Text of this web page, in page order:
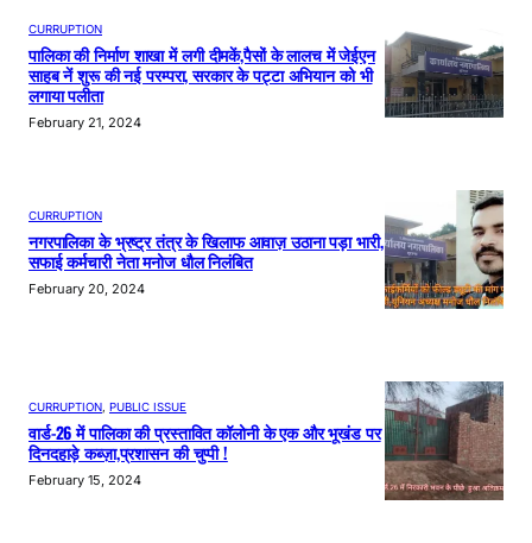
CURRUPTION
पालिका की निर्माण शाखा में लगी दीमकें,पैसों के लालच में जेईएन
साहब नें शुरू की नई परम्परा, सरकार के पट्टा अभियान को भी
लगाया पलीता
February 21, 2024
CURRUPTION
नगरपालिका के भ्रष्ट्र तंत्र के खिलाफ आवाज़ उठाना पड़ा भारी,
सफाई कर्मचारी नेता मनोज धौल निलंबित
February 20, 2024
CURRUPTION, PUBLIC ISSUE
वार्ड-26 में पालिका की प्रस्तावित कॉलोनी के एक और भूखंड पर
दिनदहाड़े कब्ज़ा,प्रशासन की चुप्पी !
February 15, 2024